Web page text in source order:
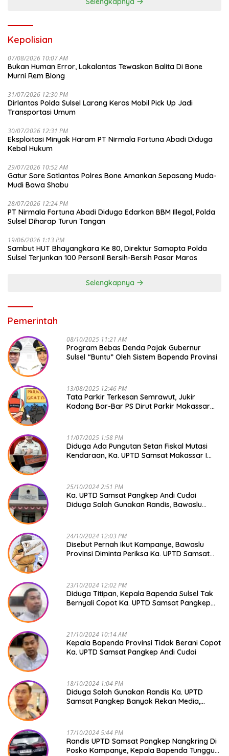
Kepolisian
07/08/2026 10:07 AM
Bukan Human Error, Lakalantas Tewaskan Balita Di Bone
Murni Rem Blong
31/07/2026 12:30 PM
Dirlantas Polda Sulsel Larang Keras Mobil Pick Up Jadi
Transportasi Umum
30/07/2026 12:31 PM
Eksploitasi Minyak Haram PT Nirmala Fortuna Abadi Diduga
Kebal Hukum
29/07/2026 10:52 AM
Gatur Sore Satlantas Polres Bone Amankan Sepasang Muda-
Mudi Bawa Shabu
28/07/2026 12:24 PM
PT Nirmala Fortuna Abadi Diduga Edarkan BBM Illegal, Polda
Sulsel Diharap Turun Tangan
19/06/2026 1:13 PM
Sambut HUT Bhayangkara Ke 80, Direktur Samapta Polda
Sulsel Terjunkan 100 Personil Bersih-Bersih Pasar Maros
Selengkapnya
Pemerintah
08/10/2025 11:21 AM
Program Bebas Denda Pajak Gubernur
Sulsel “Buntu” Oleh Sistem Bapenda Provinsi
13/08/2025 12:46 PM
Tata Parkir Terkesan Semrawut, Jukir
Kadang Bar-Bar PS Dirut Parkir Makassar
11/07/2025 1:58 PM
Diduga Ada Pungutan Setan Fiskal Mutasi
Kendaraan, Ka. UPTD Samsat Makassar I
25/10/2024 2:51 PM
Ka. UPTD Samsat Pangkep Andi Cudai
Diduga Salah Gunakan Randis, Bawaslu
24/10/2024 12:03 PM
Disebut Pernah Ikut Kampanye, Bawaslu
Provinsi Diminta Periksa Ka. UPTD Samsat
23/10/2024 12:02 PM
Diduga Titipan, Kepala Bapenda Sulsel Tak
Bernyali Copot Ka. UPTD Samsat Pangkep
21/10/2024 10:14 AM
Kepala Bapenda Provinsi Tidak Berani Copot
Ka. UPTD Samsat Pangkep Andi Cudai
18/10/2024 1:04 PM
Diduga Salah Gunakan Randis Ka. UPTD
Samsat Pangkep Banyak Rekan Media,
17/10/2024 5:44 PM
Randis UPTD Samsat Pangkep Nangkring Di
Posko Kampanye, Kepala Bapenda Tunggu